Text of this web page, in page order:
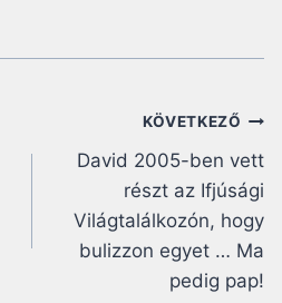
KÖVETKEZŐ
David 2005-ben vett
részt az Ifjúsági
Világtalálkozón, hogy
bulizzon egyet … Ma
pedig pap!